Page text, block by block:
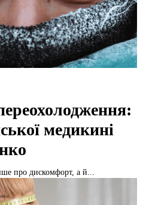
медикині
про дискомфорт, а й...